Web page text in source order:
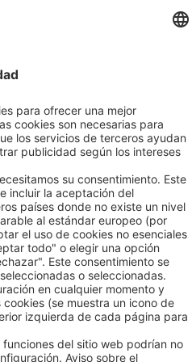
S.L.
nº 37-42, nave 6
- España)
632 76 68